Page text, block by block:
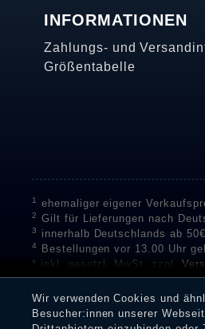
INFORMATIONEN
Zahlungs- und
Größentabelle
1 ehemaliger eigener
2 Gilt für Lieferungen nach
3 innerhalb Deutschlands ab
4
Bestellungen vor 13.00 Uhr
* inkl. gesetzl. MwSt. zzgl.
** Unser Unternehmen
Bewertungen zu verifizieren.
Eine Überprüfung der
Dienstleistungen gar nicht
Wir verwenden Cookies und
Besucher:innen unserer